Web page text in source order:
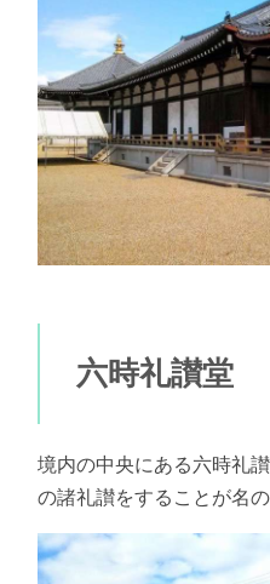
六時礼讃堂
境内の中央にある六時礼
の諸礼讃をすることが名